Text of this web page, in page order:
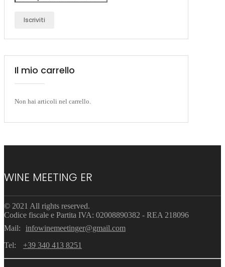
Iscriviti
Il mio carrello
Non hai articoli nel carrello.
WINE MEETING ER
© 2021 All rights reserved.
Codice fiscale e Partita IVA: 02008890382 - REA 218096
Mail:
infowinemeetinger@gmail.com
Tel:
+39 340 413 8251